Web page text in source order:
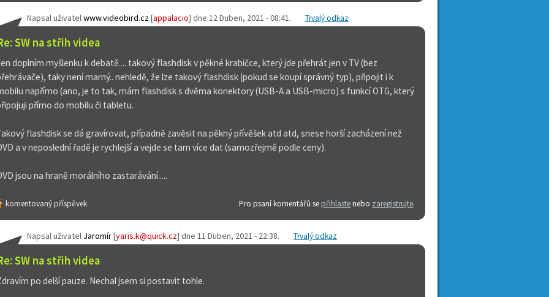
SW na střih videa
Napsal uživatelwww.videobird.cz[appalacio] dne 12 Duben, 2021 - 08:41. Trvalý odkaz
doplním myšlenku k debatě.... takový flashdisk v pěkné krabičce, který jde přehrát jen v TV (bez
taky není marný.. nehledě, že lze takový flashdisk (pokud se koupí správný typ), připojit i k
napřímo (ano, je to tak, mám flashdisk s dvěma konektory (USB-A a USB-micro) s funkcí OTG, který
přímo do mobilu či tabletu.
flashdisk se dá gravírovat, případně zavěsit na pěkný přívěšek atd atd, snese horší zacházení než
a v neposlední řadě je rychlejší a vejde se tam více dat (samozřejmě podle ceny).
jsou na hraně morálního zastarávání.....
Pro psaní komentářů se přihlastenebo zaregistrujte.
komentovaný příspěvek
SW na střih videa
Napsal uživatel Jaromír[yaris.k@quick.cz] dne 11 Duben, 2021 - 22:38. Trvalý odkaz
po delší pauze. Nechal jsem si postavit tohle.